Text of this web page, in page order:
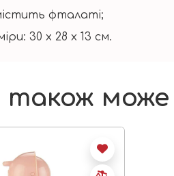
фталаті;
30 x 28 x 13 см.
також